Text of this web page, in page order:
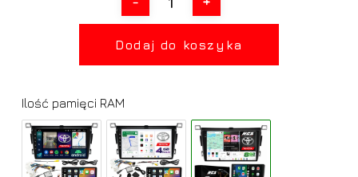
Dodaj do koszyka
Ilość pamięci RAM